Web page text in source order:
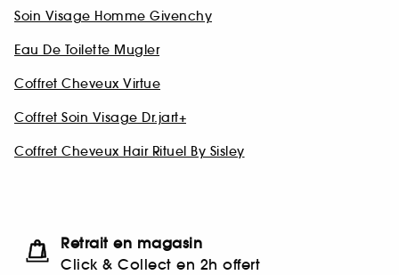
Soin Visage Homme Givenchy
Eau De Toilette Mugler
Coffret Cheveux Virtue
Coffret Soin Visage Dr.jart+
Coffret Cheveux Hair Rituel By Sisley
Retrait en magasin
Click & Collect en 2h offert